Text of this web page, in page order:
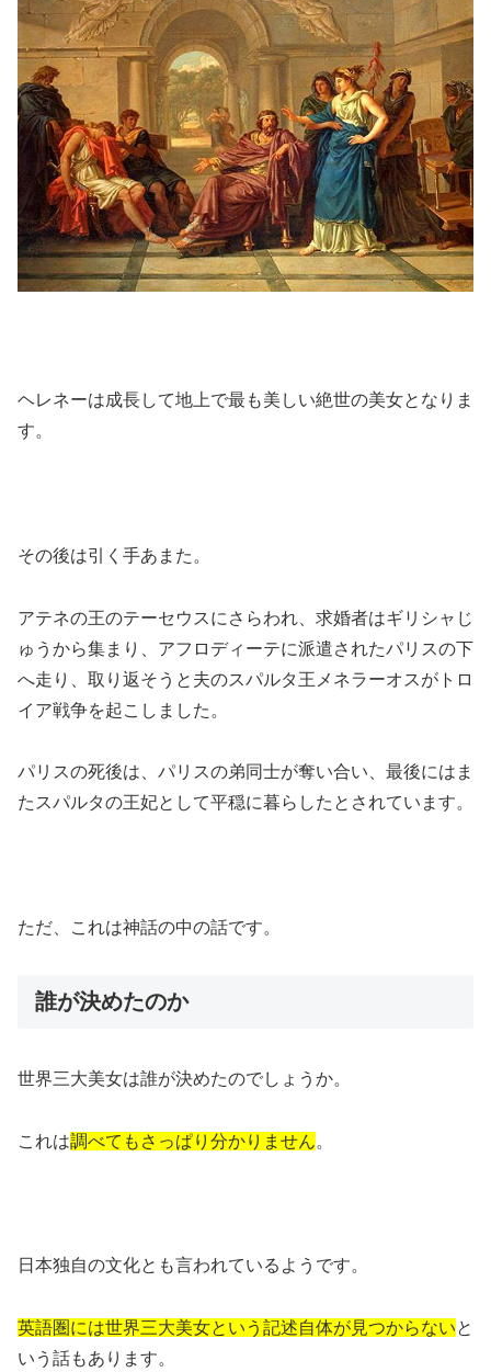
ヘレネーは成長して地上で最も美しい絶世の美女となりま
す。
その後は引く手あまた。
アテネの王のテーセウスにさらわれ、求婚者はギリシャじ
ゅうから集まり、アフロディーテに派遣されたパリスの下
へ走り、取り返そうと夫のスパルタ王メネラーオスがトロ
イア戦争を起こしました。
パリスの死後は、パリスの弟同士が奪い合い、最後にはま
たスパルタの王妃として平穏に暮らしたとされています。
ただ、これは神話の中の話です。
誰が決めたのか
世界三大美女は誰が決めたのでしょうか。
これは調べてもさっぱり分かりません。
日本独自の文化とも言われているようです。
英語圏には世界三大美女という記述自体が見つからないと
いう話もあります。